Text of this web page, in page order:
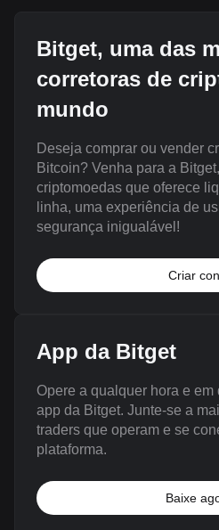
Bitget, uma das
corretoras de
mundo
Deseja comprar ou vender
Bitcoin? Venha para a
criptomoedas que oferece
linha, uma experiência de
segurança inigualável!
Criar
App da Bitget
Opere a qualquer hora e
app da Bitget. Junte-se a
traders que operam e se
plataforma.
Baixe